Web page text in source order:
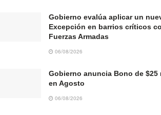
Gobierno evalúa aplicar un
Excepción en barrios críticos
Fuerzas Armadas
06/08/2026
Gobierno anuncia Bono de $25
en Agosto
06/08/2026